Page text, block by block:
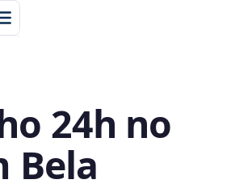
24h no
Bela